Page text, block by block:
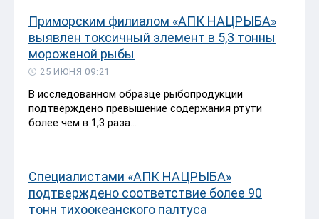
Приморским филиалом «АПК НАЦРЫБА»
выявлен токсичный элемент в 5,3 тонны
мороженой рыбы
25 ИЮНЯ 09:21
В исследованном образце рыбопродукции
подтверждено превышение содержания ртути
более чем в 1,3 раза...
Специалистами «АПК НАЦРЫБА»
подтверждено соответствие более 90
тонн тихоокеанского палтуса